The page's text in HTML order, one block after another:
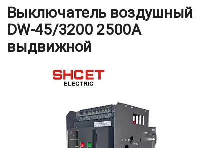
Выключатель воздушный
DW-45/3200 2500А
выдвижной